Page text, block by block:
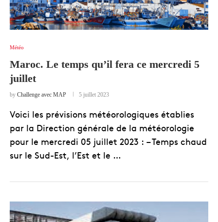
Météo
Maroc. Le temps qu’il fera ce mercredi 5
juillet
by Challenge avec MAP 5 juillet 2023
Voici les prévisions météorologiques établies
par la Direction générale de la météorologie
pour le mercredi 05 juillet 2023 : – Temps chaud
sur le Sud-Est, l’Est et le …